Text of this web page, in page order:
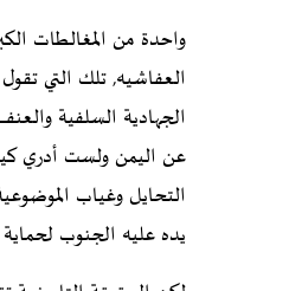
واحدة من المغالطات
العفاشيه, تلك التي
الجهادية السلفية
عن اليمن ولست أدري
التحايل وغياب
يده عليه الجنوب لحماية